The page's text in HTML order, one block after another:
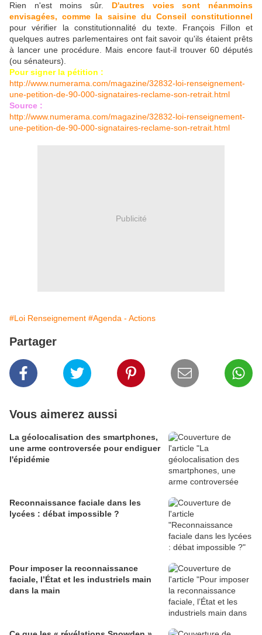
Rien n'est moins sûr. D'autres voies sont néanmoins
envisagées, comme la saisine du Conseil constitutionnel
pour vérifier la constitutionnalité du texte. François Fillon et
quelques autres parlementaires ont fait savoir qu'ils étaient prêts
à lancer une procédure. Mais encore faut-il trouver 60 députés
(ou sénateurs).
Pour signer la pétition :
http://www.numerama.com/magazine/32832-loi-renseignement-
une-petition-de-90-000-signataires-reclame-son-retrait.html
Source :
http://www.numerama.com/magazine/32832-loi-renseignement-
une-petition-de-90-000-signataires-reclame-son-retrait.html
Publicité
#Loi Renseignement #Agenda - Actions
Partager
Vous aimerez aussi
La géolocalisation des smartphones,
une arme controversée pour endiguer
l'épidémie
Reconnaissance faciale dans les
lycées : débat impossible ?
Pour imposer la reconnaissance
faciale, l’État et les industriels main
dans la main